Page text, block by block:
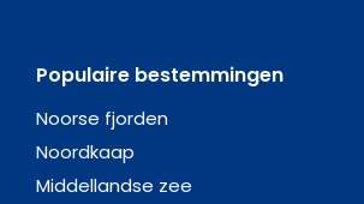
Populaire bestemmingen
Noorse fjorden
Noordkaap
Middellandse zee